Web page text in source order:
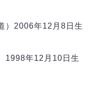
）2006年12月8日生
1998年12月10日生